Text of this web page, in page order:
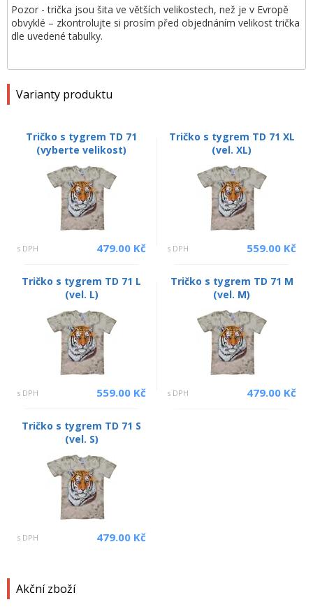
Akční zboží
Pozor - trička jsou šita ve větších velikostech, než je v Evropě
obvyklé – zkontrolujte si prosím před objednáním velikost trička
dle uvedené tabulky.
Varianty produktu
Tričko s tygrem TD 71
(vyberte velikost)
s DPH 479.00 Kč
Tričko s tygrem TD 71 XL
(vel. XL)
s DPH 559.00 Kč
Tričko s tygrem TD 71 L
(vel. L)
s DPH 559.00 Kč
Tričko s tygrem TD 71 M
(vel. M)
s DPH 479.00 Kč
Tričko s tygrem TD 71 S
(vel. S)
s DPH 479.00 Kč